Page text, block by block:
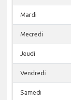
Mardi
Mecredi
Jeudi
Vendredi
Samedi